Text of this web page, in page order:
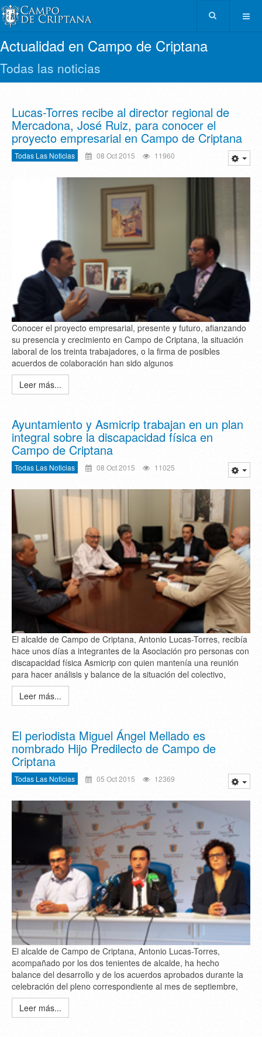
Actualidad en Campo de Criptana
Todas las noticias
Lucas-Torres recibe al director regional de
Mercadona, José Ruiz, para conocer el
proyecto empresarial en Campo de Criptana
Todas Las Noticias 08 Oct 2015 11960
Conocer el proyecto empresarial, presente y futuro, afianzando
su presencia y crecimiento en Campo de Criptana, la situación
laboral de los treinta trabajadores, o la firma de posibles
acuerdos de colaboración han sido algunos
Leer más...
Ayuntamiento y Asmicrip trabajan en un plan
integral sobre la discapacidad física en
Campo de Criptana
Todas Las Noticias 08 Oct 2015 11025
El alcalde de Campo de Criptana, Antonio Lucas-Torres, recibía
hace unos días a integrantes de la Asociación pro personas con
discapacidad física Asmicrip con quien mantenía una reunión
para hacer análisis y balance de la situación del colectivo,
Leer más...
El periodista Miguel Ángel Mellado es
nombrado Hijo Predilecto de Campo de
Criptana
Todas Las Noticias 05 Oct 2015 12369
El alcalde de Campo de Criptana, Antonio Lucas-Torres,
acompañado por los dos tenientes de alcalde, ha hecho
balance del desarrollo y de los acuerdos aprobados durante la
celebración del pleno correspondiente al mes de septiembre,
Leer más...